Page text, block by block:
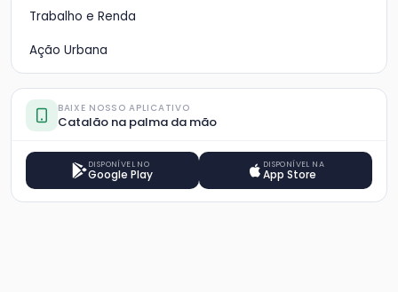
Trabalho e Renda
Ação Urbana
BAIXE NOSSO APLICATIVO
Catalão na palma da mão
DISPONÍVEL NO
Google Play
DISPONÍVEL NA
App Store